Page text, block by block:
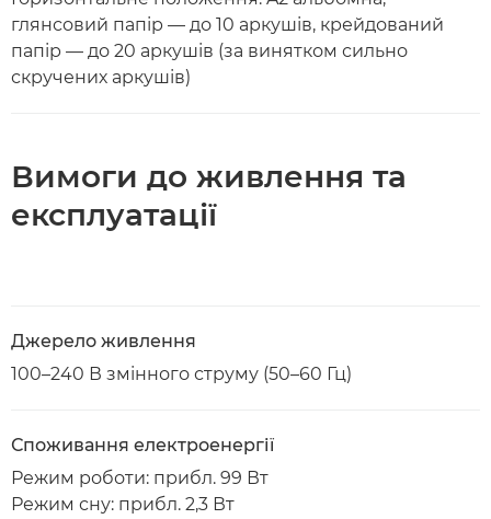
глянсовий папір — до 10 аркушів, крейдований
папір — до 20 аркушів (за винятком сильно
скручених аркушів)
Вимоги до живлення та
експлуатації
Джерело живлення
100–240 В змінного струму (50–60 Гц)
Споживання електроенергії
Режим роботи: прибл. 99 Вт
Режим сну: прибл. 2,3 Вт